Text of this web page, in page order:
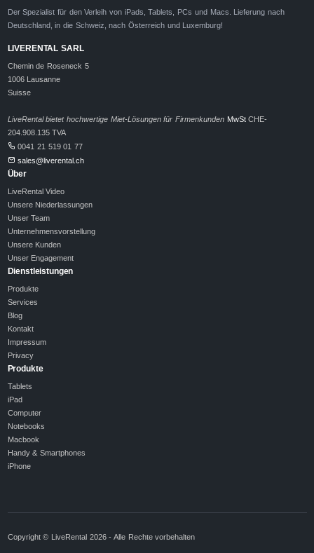
Der Spezialist für den Verleih von iPads, Tablets, PCs und Macs. Lieferung nach
Deutschland, in die Schweiz, nach Österreich und Luxemburg!
LIVERENTAL SARL
Chemin de Roseneck 5
1006 Lausanne
Suisse
LiveRental bietet hochwertige Miet-Lösungen für Firmenkunden MwStCHE-
204.908.135 TVA
0041 21 519 01 77
sales@liverental.ch
Über
LiveRental Video
Unsere Niederlassungen
Unser Team
Unternehmensvorstellung
Unsere Kunden
Unser Engagement
Dienstleistungen
Produkte
Services
Blog
Kontakt
Impressum
Privacy
Produkte
Tablets
iPad
Computer
Notebooks
Macbook
Handy & Smartphones
iPhone
Copyright © LiveRental 2026 - Alle Rechte vorbehalten